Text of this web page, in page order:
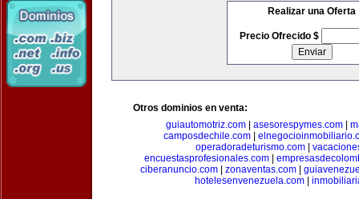
Realizar una Oferta
Precio Ofrecido $
Otros dominios en venta:
guiautomotriz.com
asesorespymes.com
camposdechile.com
operadoradeturismo.com
encuestasprofesionales.com
ciberanuncio.com| zonaventas.com|
hotelesenvenezuela.com